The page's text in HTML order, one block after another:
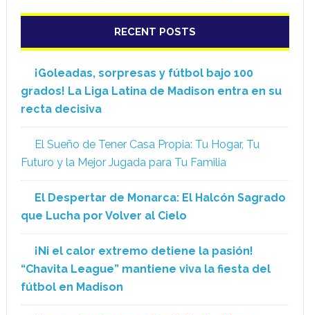
RECENT POSTS
¡Goleadas, sorpresas y fútbol bajo 100
grados! La Liga Latina de Madison entra en su
recta decisiva
El Sueño de Tener Casa Propia: Tu Hogar, Tu
Futuro y la Mejor Jugada para Tu Familia
El Despertar de Monarca: El Halcón Sagrado
que Lucha por Volver al Cielo
¡Ni el calor extremo detiene la pasión!
“Chavita League” mantiene viva la fiesta del
fútbol en Madison